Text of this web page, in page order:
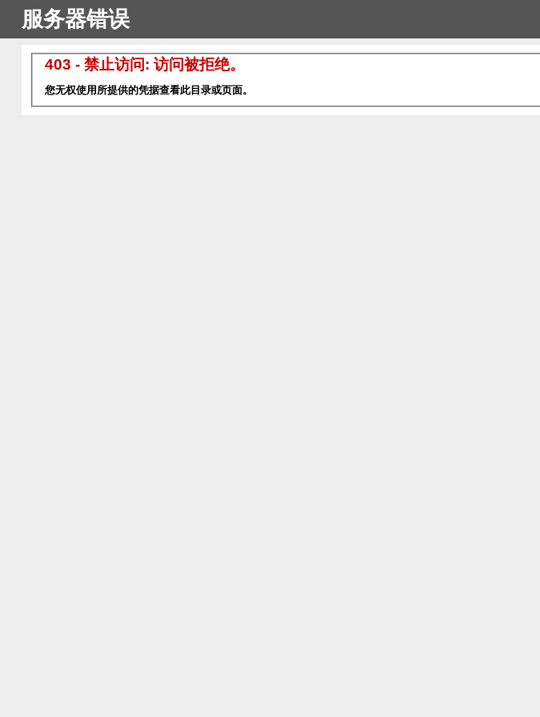
服务器错误
403 - 禁止访问: 访问被拒绝。
您无权使用所提供的凭据查看此目录或页面。